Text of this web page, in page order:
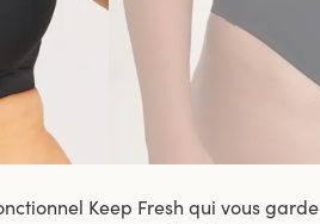
Keep Fresh qui vous garde